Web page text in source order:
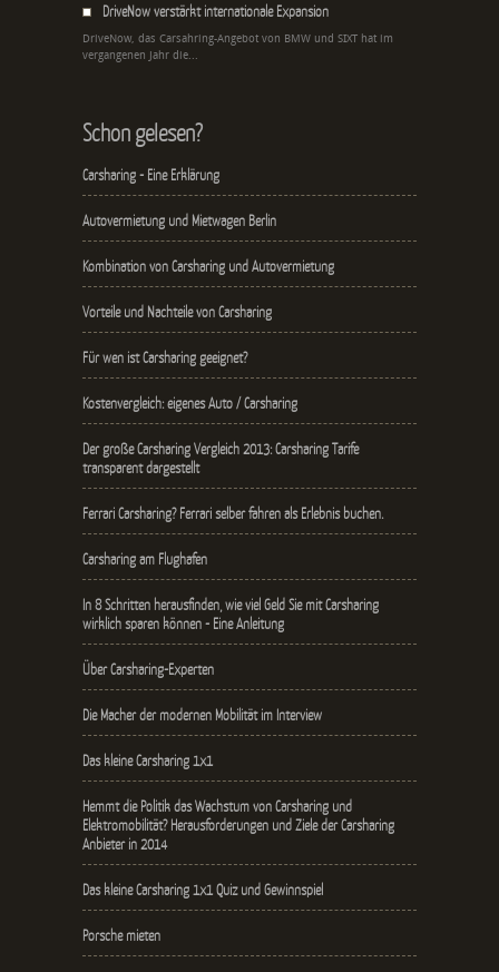
DriveNow verstärkt internationale Expansion
DriveNow, das Carsahring-Angebot von BMW und SIXT hat im
vergangenen Jahr die...
Schon gelesen?
Carsharing - Eine Erklärung
Autovermietung und Mietwagen Berlin
Kombination von Carsharing und Autovermietung
Vorteile und Nachteile von Carsharing
Für wen ist Carsharing geeignet?
Kostenvergleich: eigenes Auto / Carsharing
Der große Carsharing Vergleich 2013: Carsharing Tarife
transparent dargestellt
Ferrari Carsharing? Ferrari selber fahren als Erlebnis buchen.
Carsharing am Flughafen
In 8 Schritten herausfinden, wie viel Geld Sie mit Carsharing
wirklich sparen können - Eine Anleitung
Über Carsharing-Experten
Die Macher der modernen Mobilität im Interview
Das kleine Carsharing 1x1
Hemmt die Politik das Wachstum von Carsharing und
Elektromobilität? Herausforderungen und Ziele der Carsharing
Anbieter in 2014
Das kleine Carsharing 1x1 Quiz und Gewinnspiel
Porsche mieten